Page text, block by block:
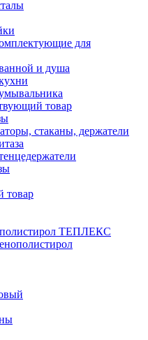
для
и душа
товар
стаканы, держатели
товар
ТЕПЛЕКС